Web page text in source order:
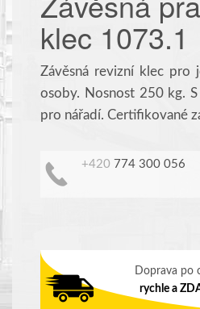
klec 1073.1
Závěsná revizní klec pro
osoby. Nosnost 250 kg.
pro nářadí. Certifikované
+420 774 300 056
Doprava po
rychle a